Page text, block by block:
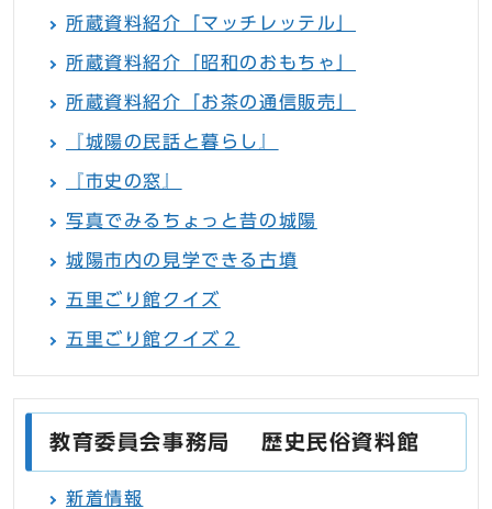
所蔵資料紹介「マッチレッテル」
所蔵資料紹介「昭和のおもちゃ」
所蔵資料紹介「お茶の通信販売」
『城陽の民話と暮らし』
『市史の窓』
写真でみるちょっと昔の城陽
城陽市内の見学できる古墳
五里ごり館クイズ
五里ごり館クイズ２
教育委員会事務局 歴史民俗資料館
新着情報